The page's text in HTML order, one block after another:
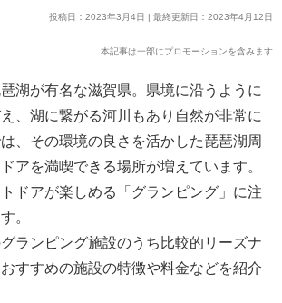
投稿日：2023年3月4日 | 最終更新日：2023年4月12日
本記事は一部にプロモーションを含みます
湖が有名な滋賀県。県境に沿うように
、湖に繋がる河川もあり自然が非常に
、その環境の良さを活かした琵琶湖周
アを満喫できる場所が増えています。
ドアが楽しめる「グランピング」に注
。
ランピング施設のうち比較的リーズナ
すすめの施設の特徴や料金などを紹介